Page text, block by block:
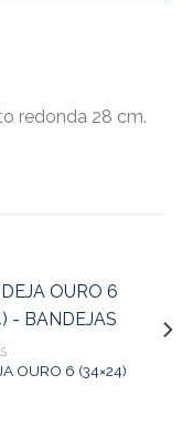
redonda 28 cm.
OURO 6 (34×24)